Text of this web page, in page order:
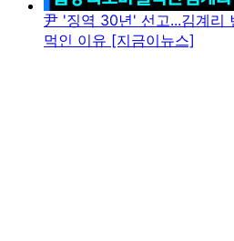
尹 '징역 30년' 선고...김계리
먹인 이유 [지금이뉴스]